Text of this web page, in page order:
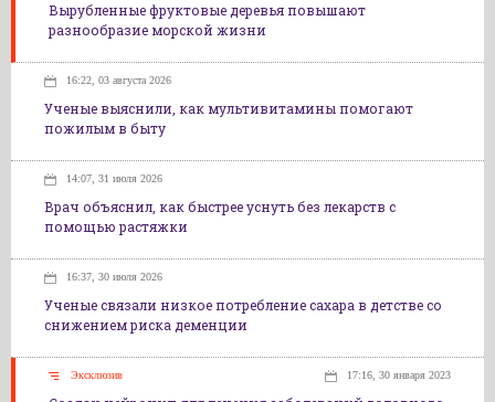
Вырубленные фруктовые деревья повышают
разнообразие морской жизни
16:22, 03 августа 2026
Ученые выяснили, как мультивитамины помогают
пожилым в быту
14:07, 31 июля 2026
Врач объяснил, как быстрее уснуть без лекарств с
помощью растяжки
16:37, 30 июля 2026
Ученые связали низкое потребление сахара в детстве со
снижением риска деменции
Эксклюзив 17:16, 30 января 2023